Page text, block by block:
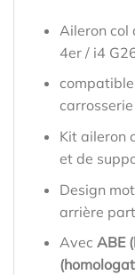
Aileron col
4er / i4
Kit aileron
et de
Design
arrière
Avec ABE